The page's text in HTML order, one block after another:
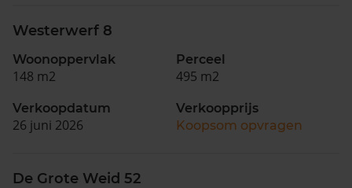
Westerwerf 8
Woonoppervlak
148 m2
Perceel
495 m2
Verkoopdatum
26 juni 2026
Verkoopprijs
Koopsom opvragen
De Grote Weid 52